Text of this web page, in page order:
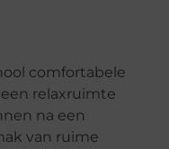
comfortabele
relaxruimte
na een
van ruime